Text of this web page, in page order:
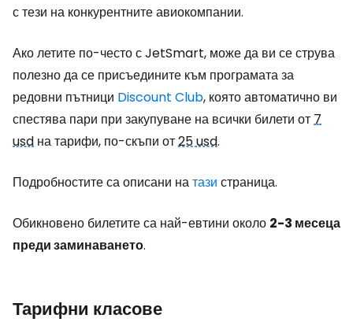
с тези на конкурентните авиокомпании.
Ако летите по-често с JetSmart, може да ви се струва
полезно да се присъедините към програмата за
редовни пътници Discount Club, която автоматично ви
спестява пари при закупуване на всички билети от7
usd на тарифи, по-скъпи от25 usd.
Подробностите са описани натази страница.
Обикновено билетите са най-евтини около 2-3 месеца
преди заминаването.
Тарифни класове